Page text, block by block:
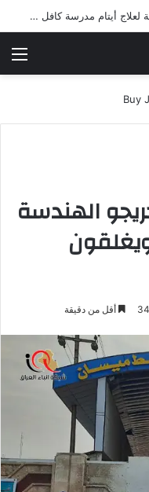
شرطة ميسان تلقي القبض على مطلقي العيارات النارية أثناء تشييع جنائزي في العمارة
الهندسة
أقل من دقيقة